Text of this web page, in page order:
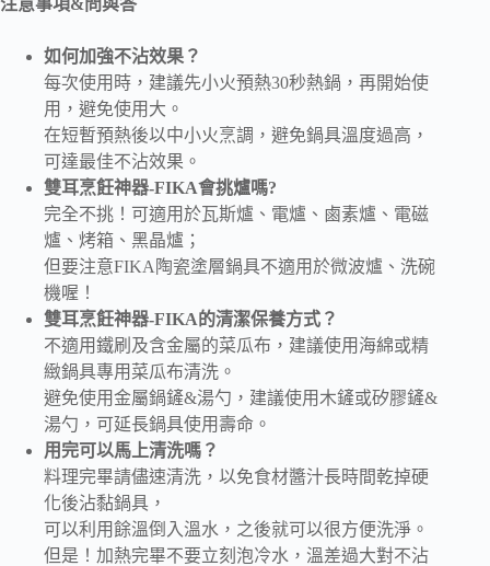
注意事項&問與答
如何加強不沾效果？
每次使用時，建議先小火預熱30秒熱鍋，再開始使
用，避免使用大。
在短暫預熱後以中小火烹調，避免鍋具溫度過高，
可達最佳不沾效果。
雙耳烹飪神器-FIKA會挑爐嗎?
完全不挑！可適用於瓦斯爐、電爐、鹵素爐、電磁
爐、烤箱、黑晶爐；
但要注意FIKA陶瓷塗層鍋具不適用於微波爐、洗碗
機喔！
雙耳烹飪神器-FIKA的清潔保養方式？
不適用鐵刷及含金屬的菜瓜布，建議使用海綿或精
緻鍋具專用菜瓜布清洗。
避免使用金屬鍋鏟&湯勺，建議使用木鏟或矽膠鏟&
湯勺，可延長鍋具使用壽命。
用完可以馬上清洗嗎？
料理完畢請儘速清洗，以免食材醬汁長時間乾掉硬
化後沾黏鍋具，
可以利用餘溫倒入溫水，之後就可以很方便洗淨。
但是！加熱完畢不要立刻泡冷水，溫差過大對不沾